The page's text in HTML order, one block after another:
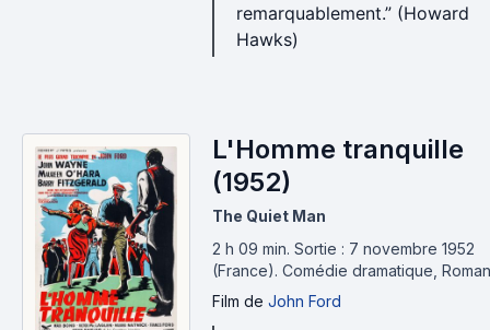
remarquablement.” (Howard
Hawks)
L'Homme tranquille
(1952)
The Quiet Man
2 h 09 min. Sortie : 7 novembre 1952
(France). Comédie dramatique,
Film de John Ford